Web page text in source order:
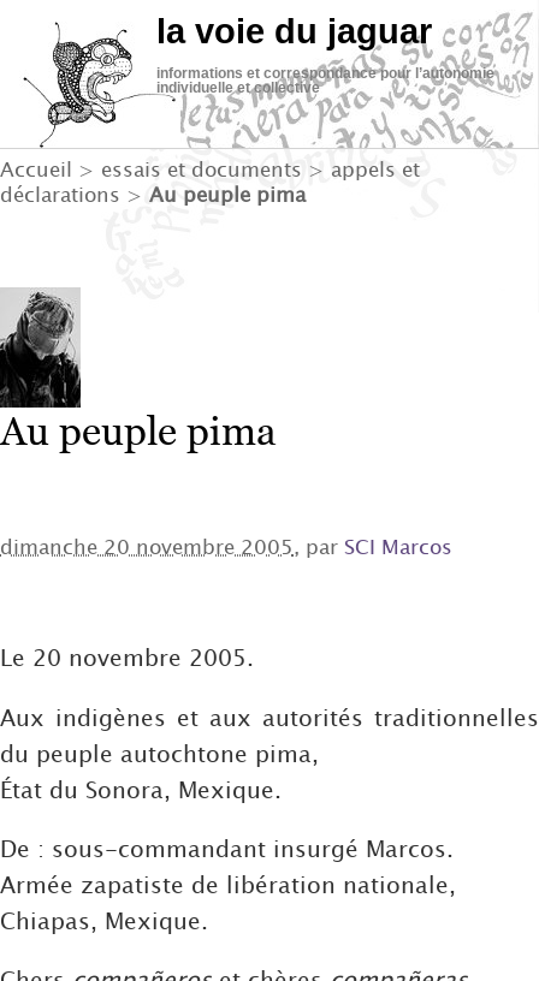
la voie du jaguar
informations et correspondance pour l’autonomie
individuelle et collective
Accueil > essais et documents > appels et
déclarations > Au peuple pima
Au peuple pima
dimanche 20 novembre 2005, par SCI Marcos
Le 20 novembre 2005.
Aux indigènes et aux autorités traditionnelles
du peuple autochtone pima,
État du Sonora, Mexique.
De : sous-commandant insurgé Marcos.
Armée zapatiste de libération nationale,
Chiapas, Mexique.